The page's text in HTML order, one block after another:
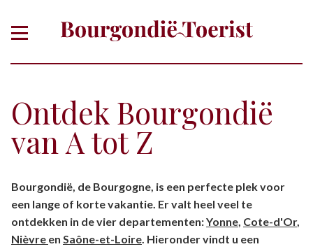
Ontdek Bourgondië
van A tot Z
departement
Bourgondië, de Bourgogne, is een perfecte plek voor
een lange of korte vakantie. Er valt heel veel te
ontdekken in de vier departementen:Yonne, Cote-d'Or,
Nièvre en Saône-et-Loire. Hieronder vindt u een